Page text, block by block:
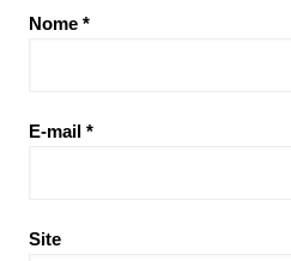
Nome *
E-mail *
Site